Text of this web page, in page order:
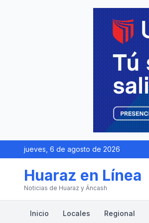
jueves, 6 de agosto de 2026
Huaraz en Línea
Noticias de Huaraz y Áncash
Inicio Locales Regional